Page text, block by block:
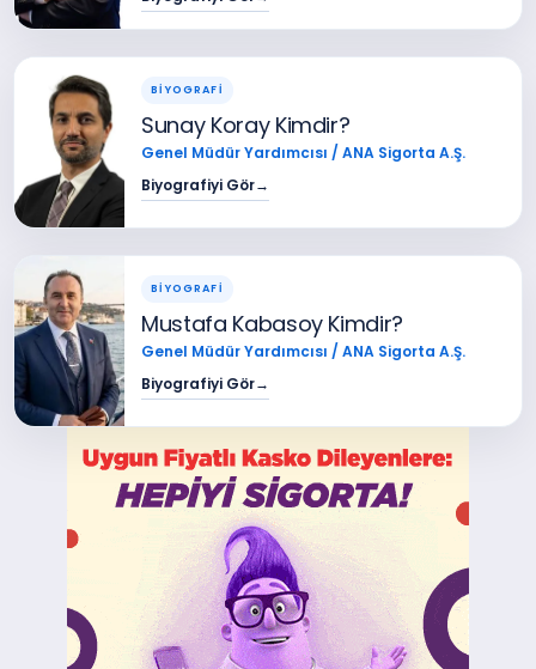
BİYOGRAFİ
Sunay Koray Kimdir?
Genel Müdür Yardımcısı / ANA Sigorta A.Ş.
Biyografiyi Gör→
BİYOGRAFİ
Mustafa Kabasoy Kimdir?
Genel Müdür Yardımcısı / ANA Sigorta A.Ş.
Biyografiyi Gör→